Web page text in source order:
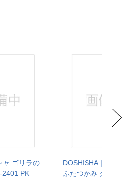
ャ ゴリラの
2401 PK
DOSHISHA｜ドウシ
ふたつかみ グレー